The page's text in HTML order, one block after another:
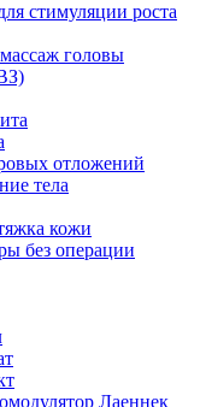
стимуляции роста
головы
отложений
тела
кожи
без операции
Лаеннек